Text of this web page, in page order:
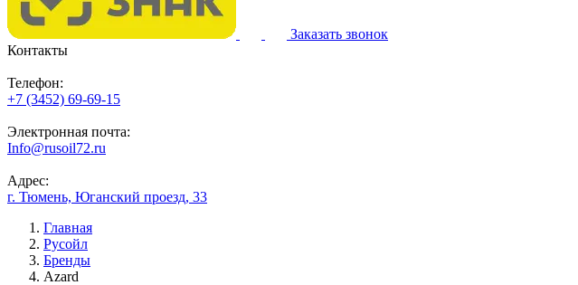
Заказать звонок
Контакты
Телефон:
+7 (3452) 69-69-15
Электронная почта:
Info@rusoil72.ru
Адрес:
г. Тюмень, Юганский проезд, 33
Главная
Русойл
Бренды
Azard